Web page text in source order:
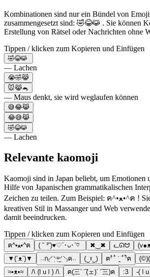
Kombinationen sind nur ein Bündel von
zusammengesetzt sind: 🤣😂😹 . Sie können
Erstellung von Rätsel oder Nachrichten ohne
Tippen / klicken zum Kopieren und Einfügen
🤣😂😹
— Lachen
😭🤣😹
🐭😹🐁
— Maus denkt, sie wird weglaufen können
😅😂😹
😂😅😹
🤣😂😹
— Lachen
Relevante kaomoji
Kaomoji sind in Japan beliebt, um Emotionen
Hilfe von Japanischen grammatikalischen
Zeichen zu teilen. Zum Beispiel: ฅ^•ﻌ•^ฅ ! Sie können diesen
kreativen Stil in Massanger und Web
damit beeindrucken.
Tippen / klicken zum Kopieren und Einfügen
ฅ^•ﻌ•^ฅ ( ˘ ³˘)♥︎♡´･ᴗ･`♡ ✖‿✖ ᓚᘏᗢ
▼(´ᴥ`)▼
˓˓ก₍⸍⸌̣ʷ̣̫⸍̣⸌₎ค˒˒ (‿ˠ‿) ฅ⁽͑ ˚̀ ˙̭ ˚́ ⁾̉ฅ
≈•ᴥ•≈
/\ (l u l ) /\ ฅ(三´ ͡ (ェ)´ ͡ 三)ฅ :3 -( l